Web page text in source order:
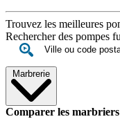
Trouvez les meilleures
Rechercher des pompes
Marbrerie
Comparer les marbriers